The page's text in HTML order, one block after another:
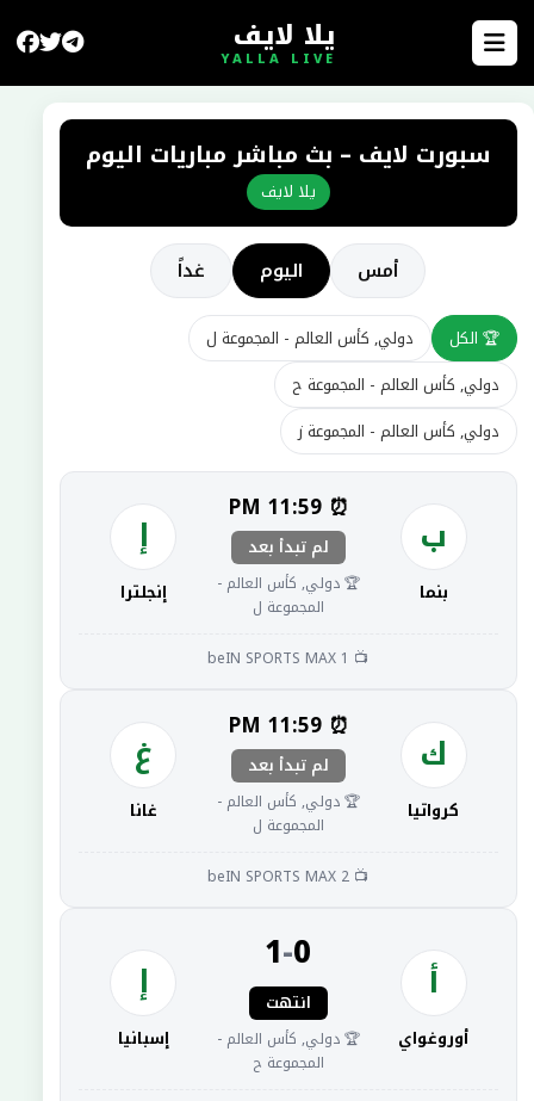
يلا لايف
YALLA LIVE
سبورت لايف – بث مباشر مباريات اليوم
يلا لايف
أمس اليوم غداً
🏆 الكل
دولي, كأس العالم - المجموعة ل
دولي, كأس العالم - المجموعة ح
دولي, كأس العالم - المجموعة ز
ب
بنما
⏰ 11:59 PM
لم تبدأ بعد
🏆 دولي, كأس العالم -
المجموعة ل
إ
إنجلترا
📺 beIN SPORTS MAX 1
ك
كرواتيا
⏰ 11:59 PM
لم تبدأ بعد
🏆 دولي, كأس العالم -
المجموعة ل
غ
غانا
📺 beIN SPORTS MAX 2
أ
أوروغواي
0
-
1
انتهت
🏆 دولي, كأس العالم -
المجموعة ح
إ
إسبانيا